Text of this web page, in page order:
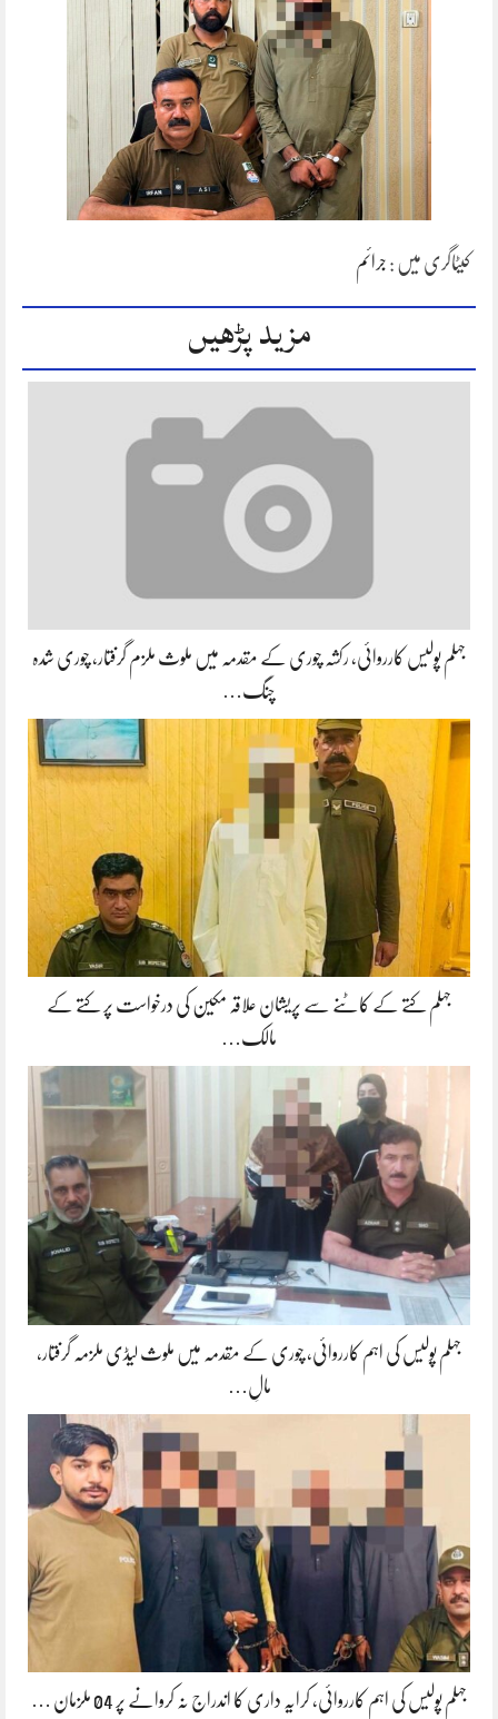
کیٹاگری میں : جرائم
مزید پڑھیں
جہلم پولیس کارروائی، رکشہ چوری کے مقدمہ میں ملوث ملزم گرفتار، چوری شدہ
چنگ…
جہلم کتے کے کاٹنے سے پریشان علاقہ مکین کی درخواست پر کتے کے
مالک…
جہلم پولیس کی اہم کارروائی، چوری کے مقدمہ میں ملوث لیڈی ملزمہ گرفتار،
مالِ…
جہلم پولیس کی اہم کارروائی، کرایہ داری کا اندراج نہ کروانے پر 04 ملزمان …